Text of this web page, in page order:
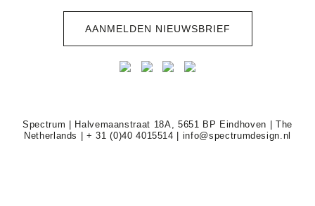
AANMELDEN NIEUWSBRIEF
Spectrum | Halvemaanstraat 18A, 5651 BP Eindhoven | The
Netherlands |+ 31 (0)40 4015514 info@spectrumdesign.nl